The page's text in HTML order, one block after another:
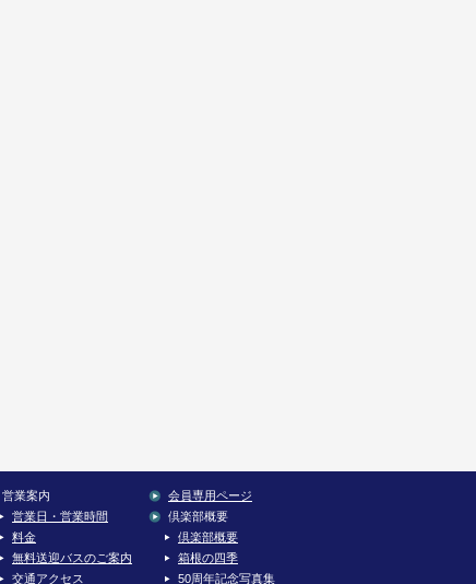
営業案内
営業日・営業時間
料金
無料送迎バスのご案内
交通アクセス
会員専用ページ
倶楽部概要
倶楽部概要
箱根の四季
50周年記念写真集